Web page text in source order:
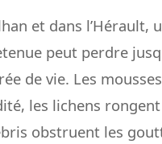
et dans l’Hérault,
peut perdre
de vie. Les
les lichens
obstruent les